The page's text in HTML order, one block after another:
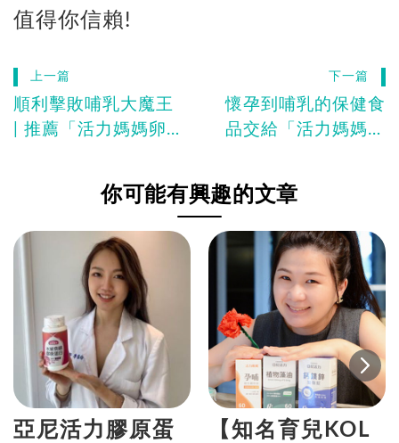
值得你信賴!
上一篇
順利擊敗哺乳大魔王
| 推薦「活力媽媽卵
下一篇
懷孕到哺乳的保健食
品交給「活力媽媽孕
你可能有興趣的文章
亞尼活力膠原蛋
【知名育兒KOL